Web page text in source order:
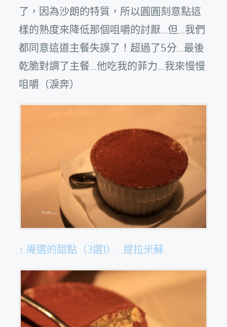
了，因為沙朗的特質，所以圓圓刻意點這
樣的熟度來降低那個咀嚼的討厭…但…我們
都同意這道主餐失誤了！超過了5分…最後
乾脆對調了主餐…他吃我的菲力…我來慢慢
咀嚼（淚奔）
↑ 庵選的甜點（3選1）…提拉米蘇